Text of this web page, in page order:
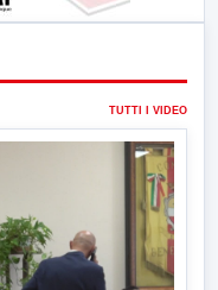
TUTTI I VIDEO